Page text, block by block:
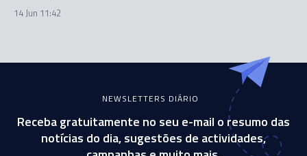
14 Jun 11:42
NEWSLETTERS DIÁRIO
Receba gratuitamente no seu e-mail o resumo das
notícias do dia, sugestões de actividades,